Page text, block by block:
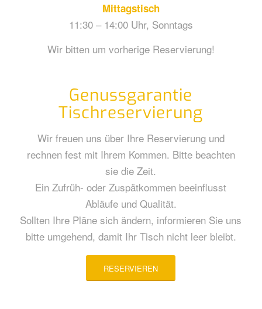
Mittagstisch
11:30 – 14:00 Uhr, Sonntags
Wir bitten um vorherige Reservierung!
Genussgarantie
Tischreservierung
Wir freuen uns über Ihre Reservierung und
rechnen fest mit Ihrem Kommen. Bitte beachten
sie die Zeit.
Ein Zufrüh- oder Zuspätkommen beeinflusst
Abläufe und Qualität.
Sollten Ihre Pläne sich ändern, informieren Sie uns
bitte umgehend, damit Ihr Tisch nicht leer bleibt.
RESERVIEREN